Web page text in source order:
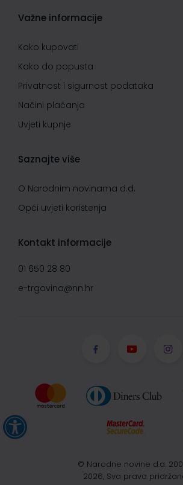
Važne informacije
Kako kupovati
Kako do popusta
Privatnost i sigurnost podataka
Načini plaćanja
Uvjeti kupnje
Saznajte više
O Narodnim novinama d.d.
Opći uvjeti korištenja
Kontakt informacije
01 650 28 80
e-trgovina@nn.hr
© Narodne novine d.d.
2026, Sva prava